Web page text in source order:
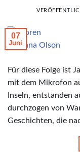
© Janna Olson
07
Juni
Für diese Folge ist
mit dem Mikrofon
Inseln, entstanden
durchzogen von
Geschichten, die